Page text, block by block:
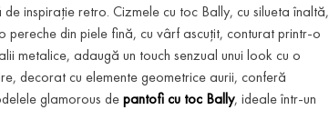
inspirație retro. Cizmele cu toc Bally, cu silueta înaltă,
pereche din piele fină, cu vârf ascuțit, conturat printr-o
metalice, adaugă un touch senzual unui look cu o
decorat cu elemente geometrice aurii, conferă
glamorous depantofi cu toc Bally, ideale într-un